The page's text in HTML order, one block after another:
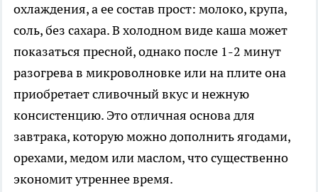
охлаждения, а ее состав прост: молоко, крупа,
соль, без сахара. В холодном виде каша может
показаться пресной, однако после 1-2 минут
разогрева в микроволновке или на плите она
приобретает сливочный вкус и нежную
консистенцию. Это отличная основа для
завтрака, которую можно дополнить ягодами,
орехами, медом или маслом, что существенно
экономит утреннее время.